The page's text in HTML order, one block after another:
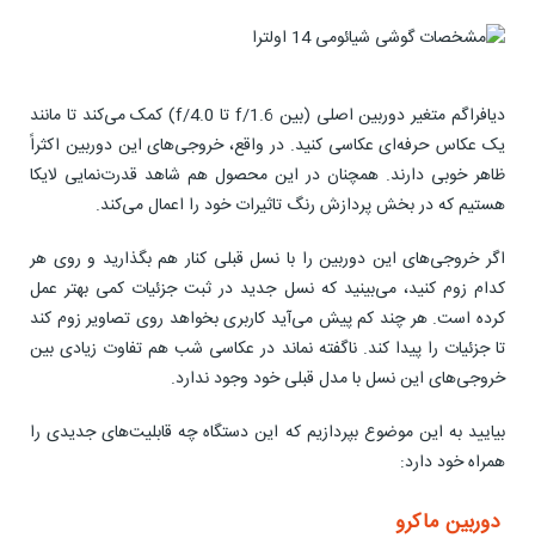
دیافراگم متغیر دوربین اصلی (بین f/1.6 تا f/4.0) کمک می‌کند تا مانند
یک عکاس حرفه‌ای عکاسی کنید. در واقع، خروجی‌های این دوربین اکثراً
ظاهر خوبی دارند. همچنان در این محصول هم شاهد قدرت‌نمایی لایکا
هستیم که در بخش پردازش رنگ تاثیرات خود را اعمال می‌کند.
اگر خروجی‌های این دوربین را با نسل قبلی کنار هم بگذارید و روی هر
کدام زوم کنید، می‌بینید که نسل جدید در ثبت جزئیات کمی بهتر عمل
کرده است. هر چند کم پیش می‌آید کاربری بخواهد روی تصاویر زوم کند
تا جزئیات را پیدا کند. ناگفته نماند در عکاسی شب هم تفاوت زیادی بین
خروجی‌های این نسل با مدل قبلی خود وجود ندارد.
بیایید به این موضوع بپردازیم که این دستگاه چه قابلیت‌های جدیدی را
همراه خود دارد:
دوربین ماکرو